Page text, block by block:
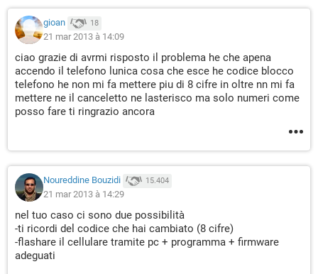
gioan 18
21 mar 2013 à 14:09
ciao grazie di avrmi risposto il problema he che apena
accendo il telefono lunica cosa che esce he codice blocco
telefono he non mi fa mettere piu di 8 cifre in oltre nn mi fa
mettere ne il canceletto ne lasterisco ma solo numeri come
posso fare ti ringrazio ancora
Noureddine Bouzidi 15.404
21 mar 2013 à 14:29
nel tuo caso ci sono due possibilità
-ti ricordi del codice che hai cambiato (8 cifre)
-flashare il cellulare tramite pc + programma + firmware
adeguati